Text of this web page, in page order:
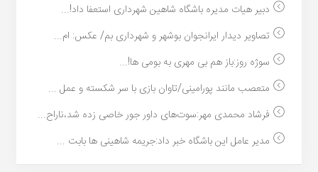
دبیر هیات مدیره باشگاه شاهین شهرداری استعفا داد!...
تصاویر دیدار ایرانجوان بوشهر و شهرداری بم/ عکس: ام...
سوژه روز:باز هم بی مهری به بومی ها!...
متعصب مانند پورامینی/تاوان بازی با سر شکسته و عمل ...
فرشاد محمدی مهر:سوت‌های داور جور خاصی زده شد،ناراح...
مدیر عامل این باشگاه خبر داد:جریمه شاهینی ها بابت ...